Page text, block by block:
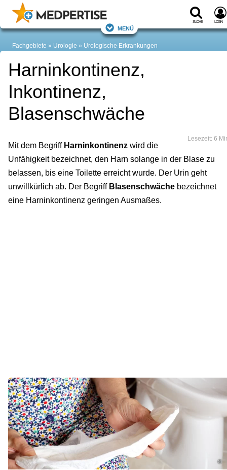
Suche Login
Menü
Fachgebiete Urologie Urologische Erkrankungen
Harninkontinenz,
Inkontinenz,
Blasenschwäche
Lesezeit: 6
Mit dem Begriff Harninkontinenz wird die
Unfähigkeit bezeichnet, den Harn solange in der Blase zu
belassen, bis eine Toilette erreicht wurde. Der Urin geht
unwillkürlich ab. Der Begriff Blasenschwäche bezeichnet
eine Harninkontinenz geringen Ausmaßes.
©